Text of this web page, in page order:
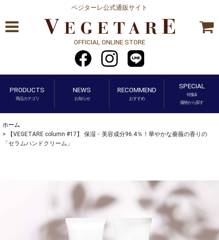
ベジターレ公式通販サイト
OFFICIAL ONLINE STORE
PRODUCTS
商品カテゴリ
NEWS
お知らせ
RECOMMEND
おすすめ
SPECIAL
特集&
価格から探す
ホーム
>
【VEGETARE column #17】 保湿・美容成分96.4％！華やかな薔薇の香りの
「セラムハンドクリーム」